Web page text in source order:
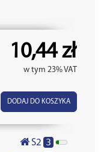
10,44 zł
w tym 23% VAT
DODAJ DO KOSZYKA
S2 3